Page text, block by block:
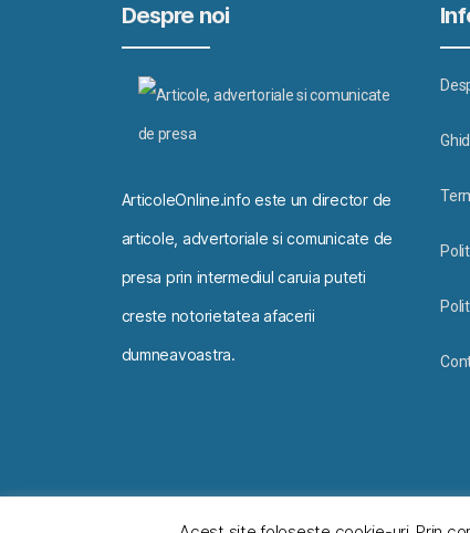
Despre noi
ArticoleOnline.info este un director de
articole, advertoriale si comunicate de
presa prin intermediul caruia puteti
creste notorietatea afacerii
dumneavoastra.